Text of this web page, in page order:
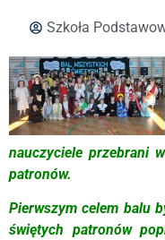
Szkoła
nauczyciele przebrani
patronów.
Pierwszym celem balu
świętych patronów